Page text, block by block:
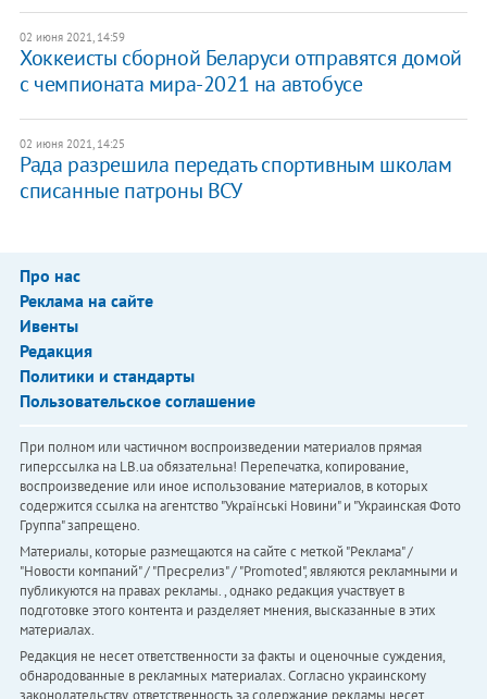
02 июня 2021, 14:59
Хоккеисты сборной Беларуси отправятся домой
с чемпионата мира-2021 на автобусе
02 июня 2021, 14:25
Рада разрешила передать спортивным школам
списанные патроны ВСУ
Про нас
Реклама на сайте
Ивенты
Редакция
Политики и стандарты
Пользовательское соглашение
При полном или частичном воспроизведении материалов прямая
гиперссылка на LB.ua обязательна! Перепечатка, копирование,
воспроизведение или иное использование материалов, в которых
содержится ссылка на агентство "Українськi Новини" и "Украинская Фото
Группа" запрещено.
Материалы, которые размещаются на сайте с меткой "Реклама" /
"Новости компаний" / "Пресрелиз" / "Promoted", являются рекламными и
публикуются на правах рекламы. , однако редакция участвует в
подготовке этого контента и разделяет мнения, высказанные в этих
материалах.
Редакция не несет ответственности за факты и оценочные суждения,
обнародованные в рекламных материалах. Согласно украинскому